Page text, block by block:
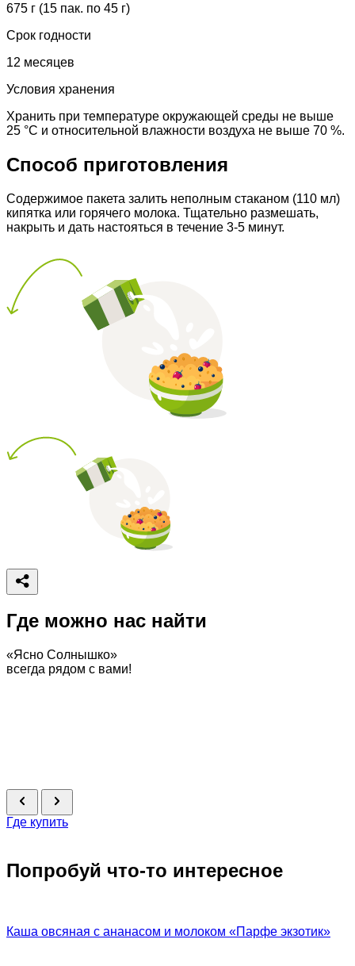
675 г (15 пак. по 45 г)
Срок годности
12 месяцев
Условия хранения
Хранить при температуре окружающей среды не выше
25 °С и относительной влажности воздуха не выше 70 %.
Способ приготовления
Содержимое пакета залить неполным стаканом (110 мл)
кипятка или горячего молока. Тщательно размешать,
накрыть и дать настояться в течение 3-5 минут.
Где можно нас найти
«Ясно Солнышко»
всегда рядом с вами!
Где купить
Попробуй что-то интересное
Каша овсяная с ананасом и молоком «Парфе экзотик»